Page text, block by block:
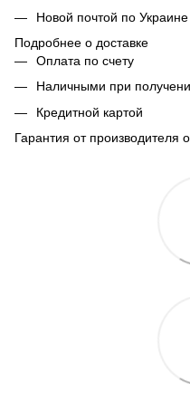
Новой почтой по
Подробнее о доставке
Оплата по счету
Наличными при
Кредитной картой
Гарантия от производителя